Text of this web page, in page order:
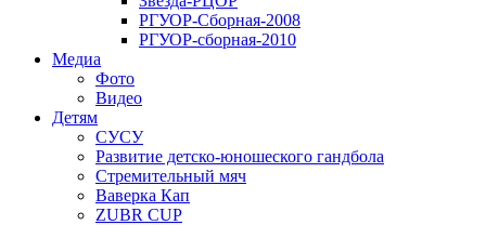
РГУОР-Сборная-2008
РГУОР-сборная-2010
Медиа
Фото
Видео
Детям
СУСУ
Развитие детско-юношеского гандбола
Стремительный мяч
Ваверка Кап
ZUBR CUP